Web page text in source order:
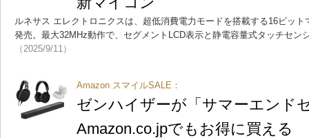
ルネサス エレクトロニクスは、超低消費電力モードを搭載する16ビッ
発売。最大32MHz動作で、セグメントLCD表示と静電容量式タッチセン
（2025/9/11）
Amazon スマイルSALE：
ゼンハイザーが「サマーエン
Amazon.co.jpでもお得に買える